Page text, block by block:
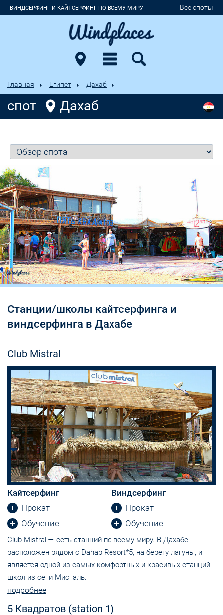
ВИНДСЕРФИНГ И КАЙТСЕРФИНГ ПО ВСЕМУ МИРУ Все споты
Главная Египет Дахаб
спот Дахаб
Станции/школы кайтсерфинга и
виндсерфинга в Дахабе
Club Mistral
Кайтсерфинг
Прокат
Обучение
Виндсерфинг
Прокат
Обучение
Club Mistral — сеть станций по всему миру. В Дахабе
расположен рядом с Dahab Resort*5, на берегу лагуны, и
является одной из самых комфортных и красивых станций-
школ из сети Мисталь.
подробнее
5 Квадратов (station 1)